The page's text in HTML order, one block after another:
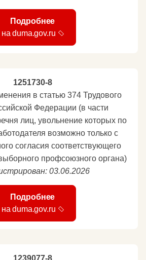
Подробнее
на duma.gov.ru
1251730-8
в статью 374 Трудового
Федерации (в части
лиц, увольнение которых по
возможно только с
согласия соответствующего
профсоюзного органа)
03.06.2026
Подробнее
на duma.gov.ru